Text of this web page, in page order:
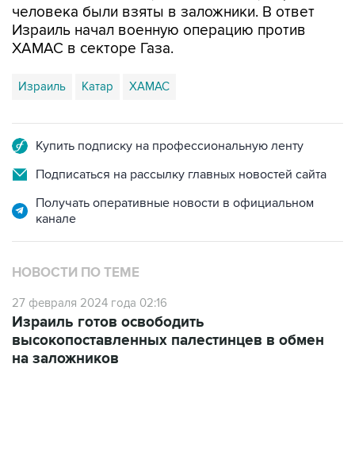
ХАМАС в секторе Газа.
Израиль Катар ХАМАС
Подписаться на рассылку главных новостей сайта
Получать оперативные новости в официальном
НОВОСТИ ПО ТЕМЕ
27 февраля 2024 года 02:16
высокопоставленных палестинцев в обмен
на заложников